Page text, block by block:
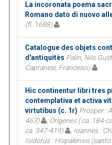
La incoronata poema
Romano dato di nuovo
(fl. 1688)
Catalogue des objets
d'antiquitès Palin, Nils
Capranesi, Francesco
Hic continentur libri tres
contemplativa et activa
virtutibus (c. 1r) Prosper :
463)
; Origenes ( ca. 184-
ca. 347-419)
; Ioannes :
Isidorus : Hispalensis